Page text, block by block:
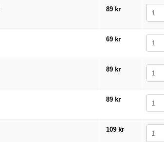
89 kr
69 kr
89 kr
89 kr
109 kr